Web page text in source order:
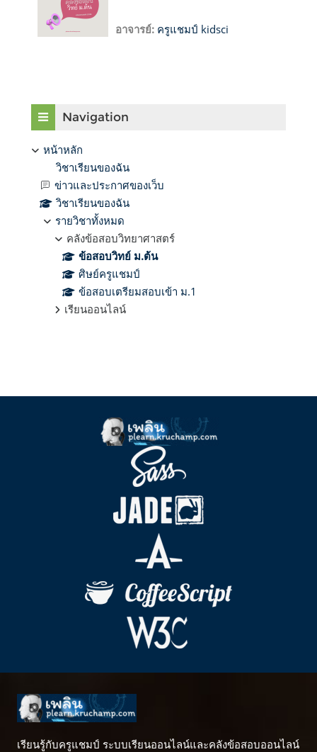
อาจารย์: ครูแชมป์ kidsci
บล็อค
Navigation
หน้าหลัก
วิชาเรียนของฉัน
ข่าวและประกาศของเว็บ
วิชาเรียนของฉัน
รายวิชาทั้งหมด
คลังข้อสอบวิทยาศาสตร์
ข้อสอบวิทย์ ม.ต้น
ศิษย์ครูแชมป์
ข้อสอบเตรียมสอบเข้า ม.1
เรียนออนไลน์
เรียนรู้กับครูแชมป์ ระบบเรียนออนไลน์และคลังข้อสอบออนไลน์